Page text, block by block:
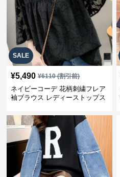
SALE
¥5,490 ¥6110(割引前)
ネイビーコーデ 花柄刺繍フレア
袖ブラウス レディーストップス